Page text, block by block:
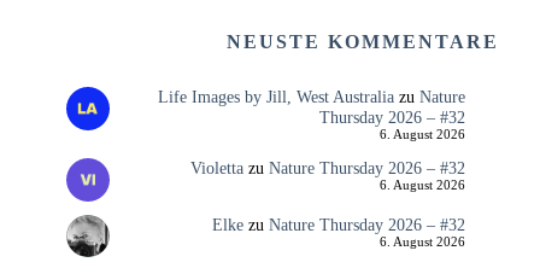
NEUSTE KOMMENTARE
Life Images by Jill, West Australiazu Nature
Thursday 2026 – #32
6. August 2026
Violettazu Nature Thursday 2026 – #32
6. August 2026
Elkezu Nature Thursday 2026 – #32
6. August 2026